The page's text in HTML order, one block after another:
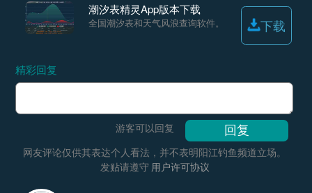
潮汐表精灵App版本下载
全国潮汐表和天气风浪查询软件。 下载
精彩回复
游客可以回复
网友评论仅供其表达个人看法，并不表明阳江钓鱼频道立场。
发贴请遵守 用户许可协议